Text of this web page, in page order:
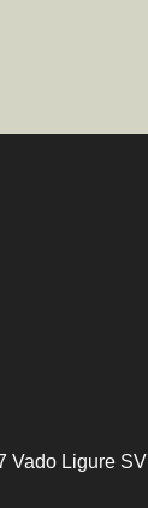
Vado Ligure SV